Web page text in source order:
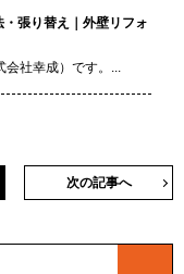
・張り替え｜外壁リフォ
会社幸成）です。...
次の記事へ